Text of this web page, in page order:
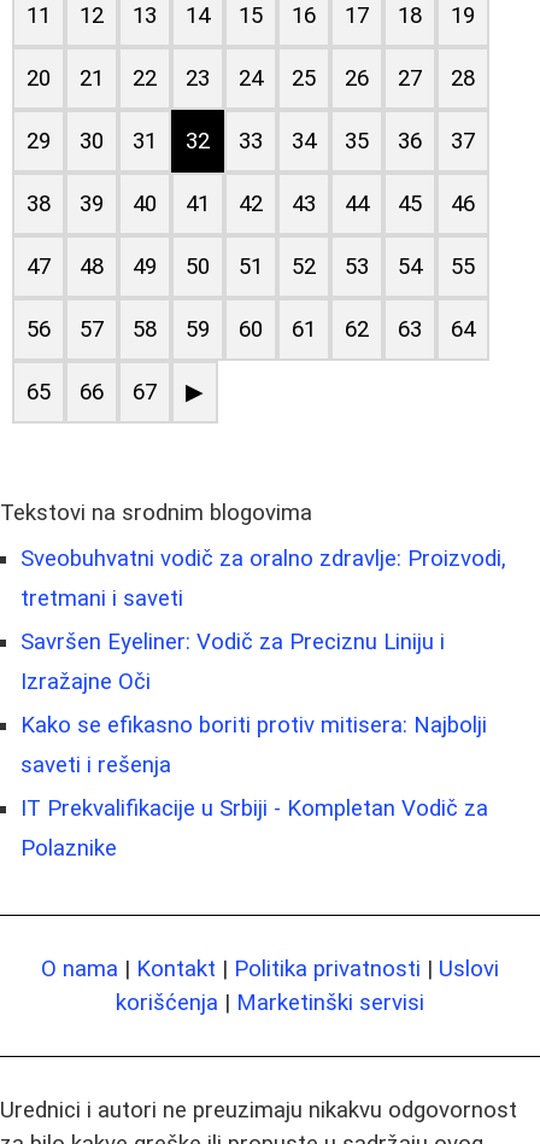
11 12 13 14 15 16 17 18 19
20 21 22 23 24 25 26 27 28
29 30 31 32 33 34 35 36 37
38 39 40 41 42 43 44 45 46
47 48 49 50 51 52 53 54 55
56 57 58 59 60 61 62 63 64
65 66 67 ▶
Tekstovi na srodnim blogovima
Sveobuhvatni vodič za oralno zdravlje: Proizvodi,
tretmani i saveti
Savršen Eyeliner: Vodič za Preciznu Liniju i
Izražajne Oči
Kako se efikasno boriti protiv mitisera: Najbolji
saveti i rešenja
IT Prekvalifikacije u Srbiji - Kompletan Vodič za
Polaznike
O nama | Kontakt | Politika privatnosti | Uslovi
korišćenja | Marketinški servisi
Urednici i autori ne preuzimaju nikakvu odgovornost